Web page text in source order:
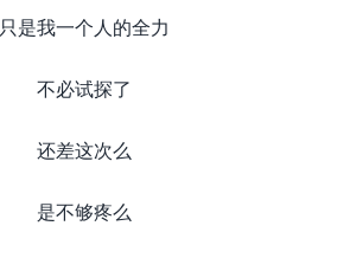
只是我一个人的全力
不必试探了
还差这次么
是不够疼么